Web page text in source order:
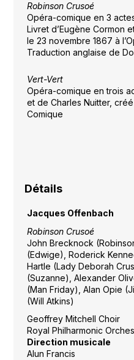
Robinson Crusoé
Opéra-comique en 3
Livret d’Eugène Cormon
le 23 novembre 1867 à
Traduction anglaise de
Vert-Vert
Opéra-comique en trois
et de Charles Nuitter, créé
Comique
Détails
Jacques Offenbach
Robinson Crusoé
John Brecknock
(Edwige), Roderick
Hartle (Lady Deborah
(Suzanne), Alexander
(Man Friday), Alan Opie
(Will Atkins)
Geoffrey Mitchell Choir
Royal Philharmonic
Direction musicale
Alun Francis